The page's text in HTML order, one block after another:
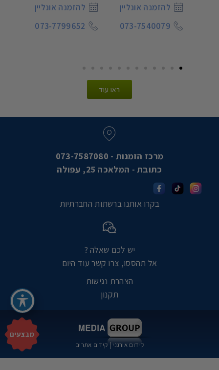
להזמנה אונליין
073-7540079
להזמנה אונליין
073-7799652
ראו עוד
מרכז הזמנות - 073-7587080
כתובת - המלאכה 25, עפולה
בקרו אותנו ברשתות החברתיות
יש לכם שאלה ?
אל תהססו, צרו קשר עוד היום
הצהרת נגישות
תקנון
קידום אורגני | קידום אתרים